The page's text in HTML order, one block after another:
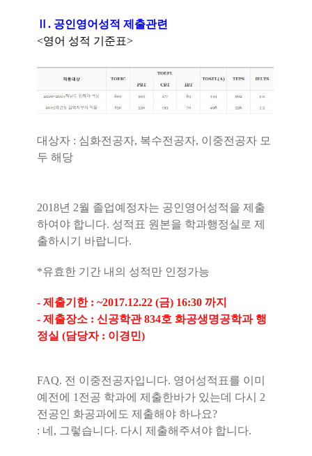
. 공인영어성적 제출관련
<영어 성적 기준표>
대상자 : 심화전공자, 복수전공자, 이중전공자 모
두 해당
2018년 2월 졸업예정자는 공인영어성적을 제출
하여야 합니다. 성적표 원본을 학과행정실로 제
출하시기 바랍니다.
*유효한 기간 내의 성적만 인정가능
- 제출기한 : ~2017.12.22 (금) 16:30 까지
- 제출장소 : 신공학관834호 화공생명공학과 행
정실 (담당자 : 이경민)
FAQ. 전 이중전공자입니다. 영어성적표를 이미
예전에 1전공 학과에 제출한바가 있는데 다시 2
전공인 화공과에도 제출해야 하나요?
: 네 , 그렇습니다. 다시 제출해주셔야 합니다.